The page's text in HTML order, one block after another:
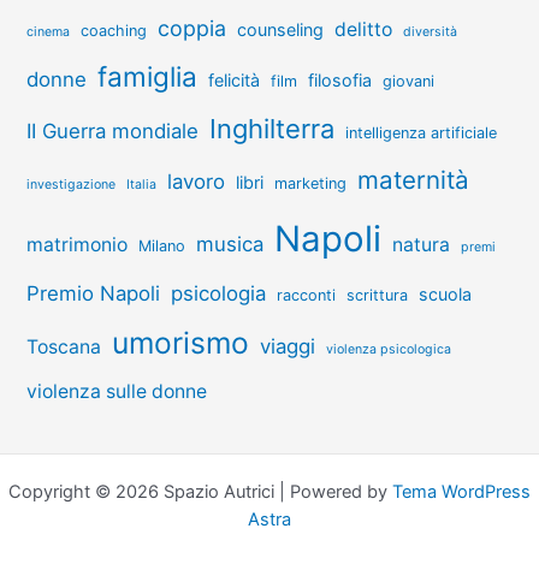
cinema coaching coppia counseling delitto diversità
donne famiglia felicità film filosofia giovani
II Guerra mondiale Inghilterra intelligenza artificiale
investigazione Italia lavoro libri marketing maternità
matrimonio Milano musica Napoli natura premi
Premio Napoli psicologia racconti scrittura scuola
Toscana umorismo viaggi violenza psicologica
violenza sulle donne
Copyright © 2026 Spazio Autrici | Powered by Tema WordPress
Astra